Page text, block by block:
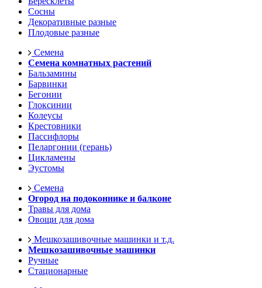
Сосны
Декоративные разные
Плодовые разные
Семена
Семена комнатных растений
Бальзамины
Барвинки
Бегонии
Глоксинии
Колеусы
Крестовники
Пассифлоры
Пеларгонии (герань)
Цикламены
Эустомы
Семена
Огород на подоконнике и балконе
Травы для дома
Овощи для дома
Мешкозашивочные машинки и т.д.
Мешкозашивочные машинки
Ручные
Стационарные